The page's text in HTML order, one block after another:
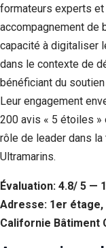
formateurs experts et
accompagnement de
capacité à digitaliser
dans le contexte de
bénéficiant du
Leur engagement
200 avis « 5 étoiles »
rôle de leader dans
Ultramarins.
Évaluation: 4.8/ 5 —
Adresse: 1er étage,
Californie Bâtiment